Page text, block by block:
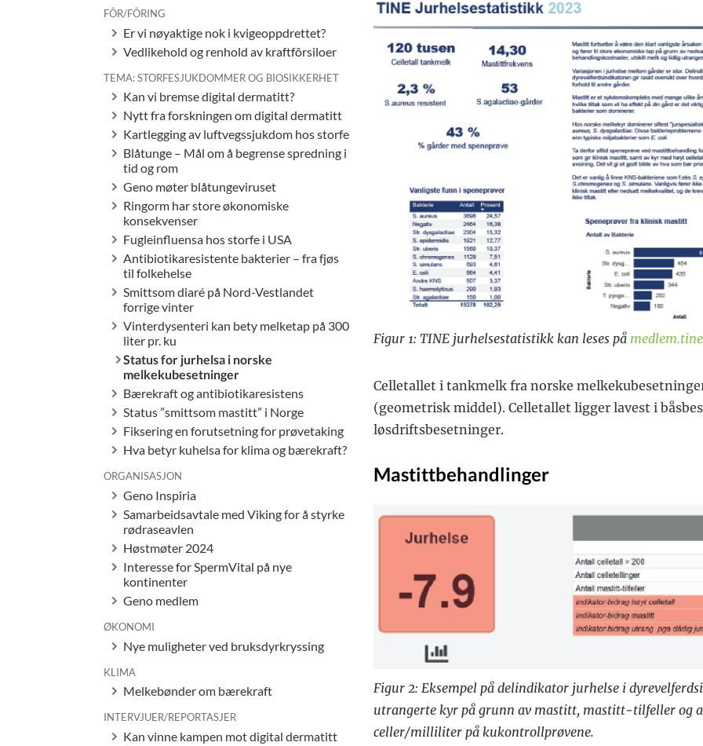
FÔR/FÔRING
Er vi nøyaktige nok i kvigeoppdrettet?
Vedlikehold og renhold av kraftfôrsiloer
TEMA: STORFESJUKDOMMER OG BIOSIKKERHET
Kan vi bremse digital dermatitt?
Nytt fra forskningen om digital dermatitt
Kartlegging av luftvegssjukdom hos storfe
Blåtunge – Mål om å begrense spredning i
tid og rom
Geno møter blåtungeviruset
Ringorm har store økonomiske
konsekvenser
Fugleinfluensa hos storfe i USA
Antibiotikaresistente bakterier – fra fjøs
til folkehelse
Smittsom diaré på Nord-Vestlandet
forrige vinter
Vinterdysenteri kan bety melketap på 300
liter pr. ku
Status for jurhelsa i norske
melkekubesetninger
Bærekraft og antibiotikaresistens
Status ”smittsom mastitt” i Norge
Fiksering en forutsetning for prøvetaking
Hva betyr kuhelsa for klima og bærekraft?
ORGANISASJON
Geno Inspiria
Samarbeidsavtale med Viking for å styrke
rødraseavlen
Høstmøter 2024
Interesse for SpermVital på nye
kontinenter
Geno medlem
ØKONOMI
Nye muligheter ved bruksdyrkryssing
KLIMA
Melkebønder om bærekraft
INTERVJUER/REPORTASJER
Kan vinne kampen mot digital dermatitt
Figur 1: TINE jurhelsestatistikk kan leses på
Celletallet i tankmelk fra norske
(geometrisk middel). Celletallet ligger lavest i
løsdriftsbesetninger.
Mastittbehandlinger
Figur 2: Eksempel på delindikator jurhelse i
utrangerte kyr på grunn av mastitt, mastitt-tilfeller og
celler/milliliter på kukontrollprøvene.